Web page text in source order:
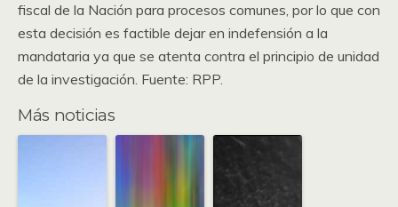
fiscal de la Nación para procesos comunes, por lo que con
esta decisión es factible dejar en indefensión a la
mandataria ya que se atenta contra el principio de unidad
de la investigación. Fuente: RPP.
Más noticias